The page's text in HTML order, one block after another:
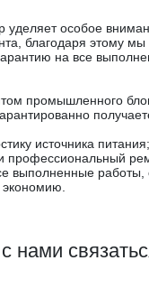
особое
благодаря этому
на все
промышленного
источника питания;
профессиональный
выполненные работы,
нами